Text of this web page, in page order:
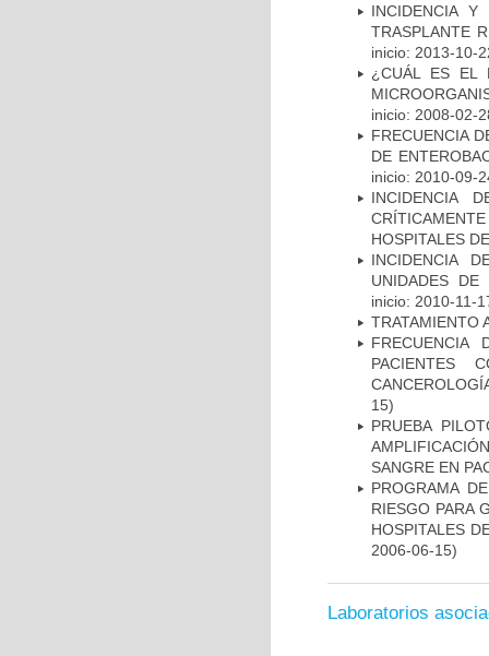
INCIDENCIA Y
TRASPLANTE
inicio: 2013-10-
¿CUÁL ES EL
inicio: 2008-02-
FRECUENCIA
DE
inicio: 2010-09-
INCIDENCIA
HOSPITALES
INCIDENCIA
UNIDADES DE
inicio: 2010-11-
TRATAMIENTO
FRECUENCIA
PACIENTES
15)
PRUEBA
SANGRE EN
PROGRAMA
RIESGO PARA
HOSPITALES
2006-06-15)
Laboratorios